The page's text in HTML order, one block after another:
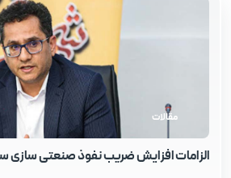
مقالات
الزامات افزایش ضریب نفوذ صنعتی‌ سازی